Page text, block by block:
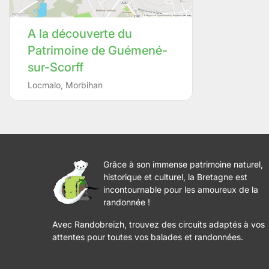
A la découverte du
Patrimoine de Guémené-
sur-Scorff
Locmalo Morbihan
Grâce à son immense patrimoine naturel,
historique et culturel, la Bretagne est
incontournable pour les amoureux de la
randonnée !
Avec Randobreizh, trouvez des circuits adaptés à vos
attentes pour toutes vos balades et randonnées.